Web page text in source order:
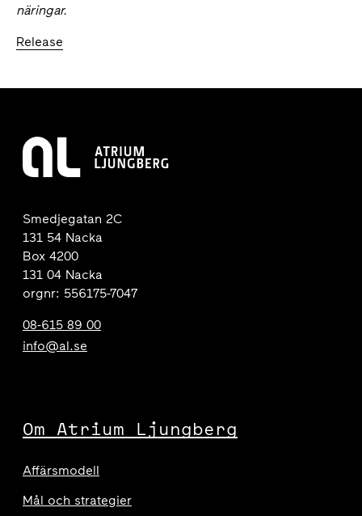
näringar.
Release
Smedjegatan 2C
131 54 Nacka
Box 4200
131 04 Nacka
orgnr: 556175-7047
08-615 89 00
info@al.se
Om Atrium Ljungberg
Affärsmodell
Mål och strategier